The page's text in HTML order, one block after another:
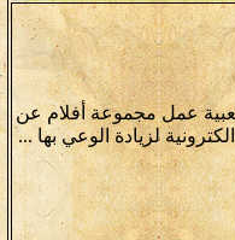
عمل مجموعة أفلام عن
لزيادة الوعي بها ...